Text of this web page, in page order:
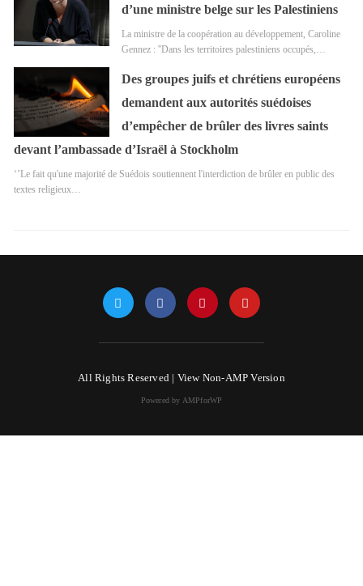
d’une ministre belge sur les Palestiniens
La ministre de la coopération au développement, Caroline
Gennez : ''Dans les territoires palestiniens occupés,…
Des groupes juifs et chrétiens européens
demandent aux autorités suédoises
d’empêcher de brûler des livres saints
devant l’ambassade d’Israël à Stockholm
‘’Le fait qu'une majorité de Suédois soutiennent l'interdiction de brûler en public des
textes religieux…
All Rights Reserved | View Non-AMP Version
Powered by AMPforWP